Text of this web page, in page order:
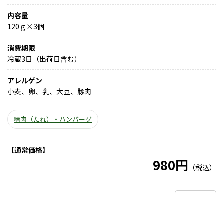
内容量
120ｇ×3個
消費期限
冷蔵3日（出荷日含む）
アレルゲン
小麦、卵、乳、大豆、豚肉
精肉（たれ）・ハンバーグ
【通常価格】
980円 （税込）